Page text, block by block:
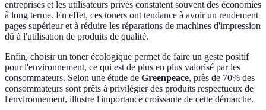
entreprises et les utilisateurs privés constatent souvent des économies
à long terme. En effet, ces toners ont tendance à avoir un rendement
pages supérieur et à réduire les réparations de machines d'impression
dû à l'utilisation de produits de qualité.
Enfin, choisir un toner écologique permet de faire un geste positif
pour l'environnement, ce qui est de plus en plus valorisé par les
consommateurs. Selon une étude de Greenpeace, près de 70% des
consommateurs sont prêts à privilégier des produits respectueux de
l'environnement, illustre l'importance croissante de cette démarche.